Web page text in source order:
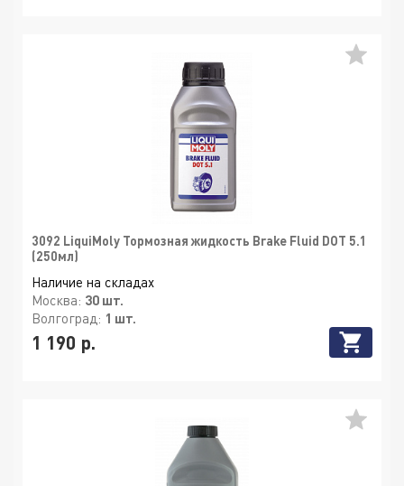
3092 LiquiMoly Тормозная жидкость Brake Fluid DOT 5.1
(250мл)
Наличие на складах
Москва: 30 шт.
Волгоград: 1 шт.
1 190 р.